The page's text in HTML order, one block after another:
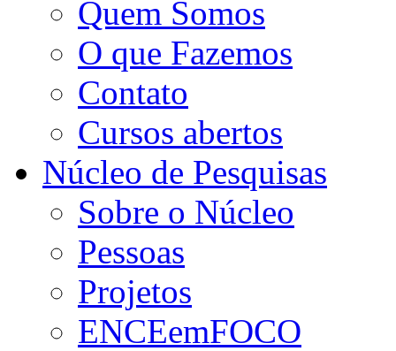
Quem Somos
O que Fazemos
Contato
Cursos abertos
Núcleo de Pesquisas
Sobre o Núcleo
Pessoas
Projetos
ENCEemFOCO